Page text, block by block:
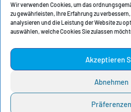
Wir verwenden Cookies, um das
zu gewährleisten, Ihre Erfahrung zu
analysieren und die Leistung der Website zu
auswählen, welche Cookies Sie zulassen
Akzeptieren
Abnehmen
Präferenzen
Rechtliche Hinweise
Pressebereich
Hier finden Sie die